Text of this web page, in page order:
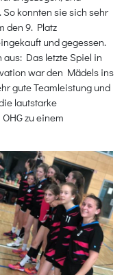
konnten sie sich sehr
den 9. Platz
und gegessen.
aus: Das letzte Spiel in
war den Mädels ins
gute Teamleistung und
lautstarke
zu einem